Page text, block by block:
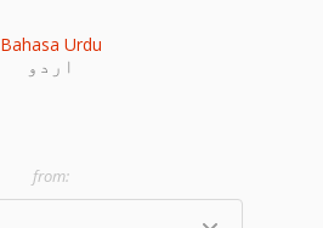
Bahasa Urdu
اردو